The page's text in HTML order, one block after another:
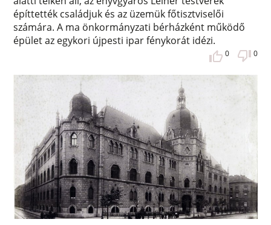
építtették családjuk és az üzemük főtisztviselői
számára. A ma önkormányzati bérházként működő
épület az egykori újpesti ipar fénykorát idézi.
0 0